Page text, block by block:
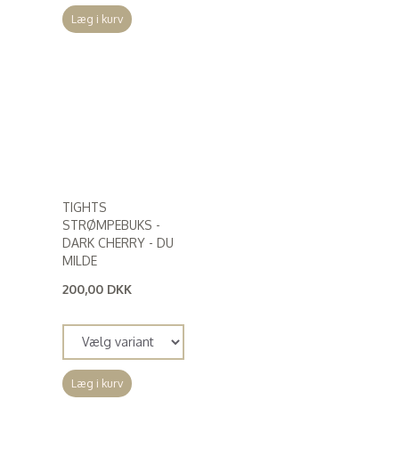
Læg i kurv
TIGHTS
STRØMPEBUKS -
DARK CHERRY - DU
MILDE
200,00 DKK
Læg i kurv